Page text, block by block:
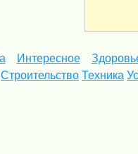
Интересное
Строительство Техника